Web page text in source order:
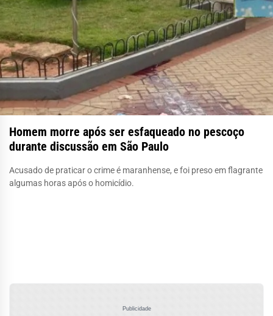
Homem morre após ser esfaqueado no pescoço
durante discussão em São Paulo
Acusado de praticar o crime é maranhense, e foi preso em flagrante
algumas horas após o homicídio.
Publicidade